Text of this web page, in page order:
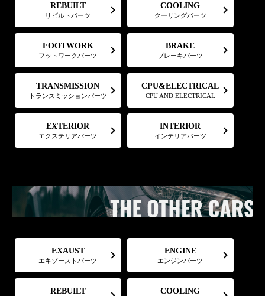
REBUILT
リビルトパーツ
COOLING
クーリングパーツ
FOOTWORK
フットワークパーツ
BRAKE
ブレーキパーツ
TRANSMISSION
トランスミッションパーツ
CPU&ELECTRICAL
CPU AND ELECTRICAL
EXTERIOR
エクステリアパーツ
INTERIOR
インテリアパーツ
EXAUST
エキゾーストパーツ
ENGINE
エンジンパーツ
REBUILT COOLING